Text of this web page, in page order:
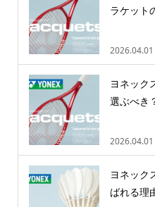
ラケット
2026.04.01
ヨネック
選ぶべき
2026.04.01
ヨネック
ばれる理